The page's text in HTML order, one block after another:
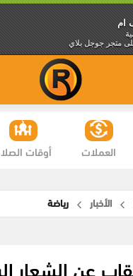
ام
متجر جوجل بلاي
أوقات العملات
الأخبار رياضة
عن الشعار